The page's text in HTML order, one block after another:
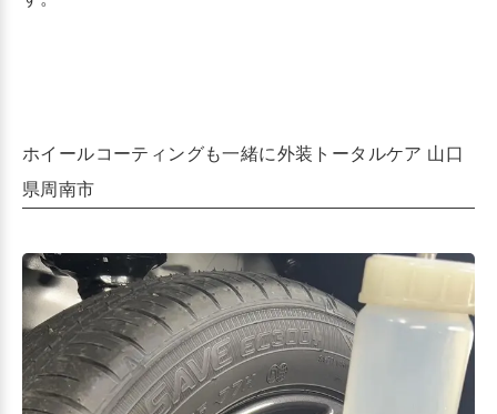
ホイールコーティングも一緒に外装トータルケア 山口
県周南市